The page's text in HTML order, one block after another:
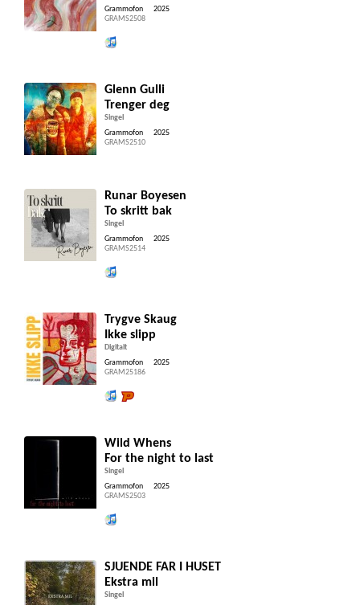
Grammofon
GRAMS2508
2025
Glenn Gulli
Trenger deg
Singel
Grammofon
GRAMS2510
2025
Runar Boyesen
To skritt bak
Singel
Grammofon
GRAMS2514
2025
Trygve Skaug
Ikke slipp
Digitalt
Grammofon
GRAM25186
2025
Lytt og kjøp iTunes
Wild Whens
For the night to last
Singel
Grammofon
GRAMS2503
2025
SJUENDE FAR I HUSET
Ekstra mil
Singel